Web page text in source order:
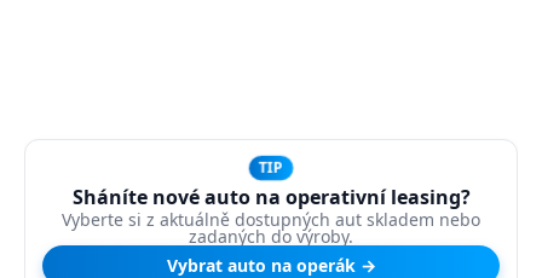
TIP
Sháníte nové auto na operativní leasing?
Vyberte si z aktuálně dostupných aut skladem nebo
zadaných do výroby.
Vybrat auto na operák →